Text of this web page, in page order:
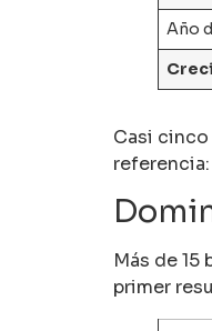
Año
Casi
referencia:
Más de
primer